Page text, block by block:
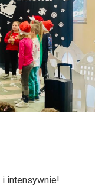
i intensywnie!